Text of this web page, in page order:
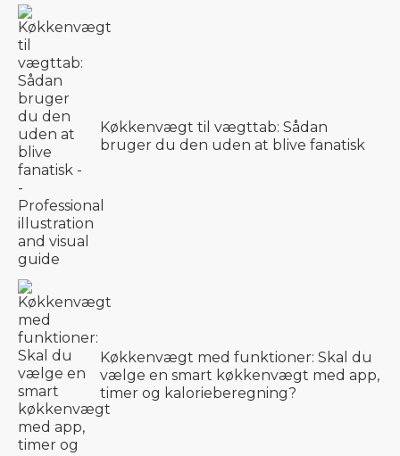
Køkkenvægt til vægttab: Sådan
bruger du den uden at blive fanatisk
Køkkenvægt med funktioner: Skal du
vælge en smart køkkenvægt med app,
timer og kalorieberegning?